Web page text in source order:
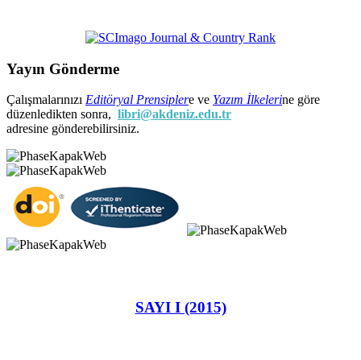
Yayın Gönderme
Çalışmalarınızı Editöryal Prensiplere ve Yazım İlkelerine göre
düzenledikten sonra, libri@akdeniz.edu.tr
adresine gönderebilirsiniz.
SAYI I (2015)